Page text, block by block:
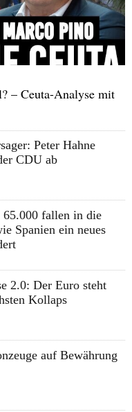
– Ceuta-Analyse mit
Peter Hahne
CDU ab
65.000 fallen in die
Spanien ein neues
2.0: Der Euro steht
Kollaps
auf Bewährung